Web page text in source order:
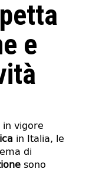
e
vigore
in Italia, le
di
sono